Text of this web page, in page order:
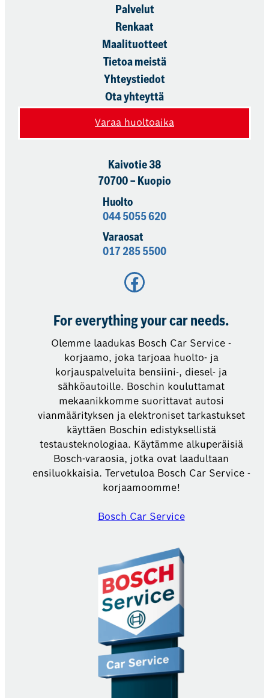
Palvelut
Renkaat
Maalituotteet
Tietoa meistä
Yhteystiedot
Ota yhteyttä
Varaa huoltoaika
Kaivotie 38
70700 – Kuopio
Huolto
044 5055 620
Varaosat
017 285 5500
Facebook
For everything your car needs.
Olemme laadukas Bosch Car Service -
korjaamo, joka tarjoaa huolto- ja
korjauspalveluita bensiini-, diesel- ja
sähköautoille. Boschin kouluttamat
mekaanikkomme suorittavat autosi
vianmäärityksen ja elektroniset tarkastukset
käyttäen Boschin edistyksellistä
testausteknologiaa. Käytämme alkuperäisiä
Bosch-varaosia, jotka ovat laadultaan
ensiluokkaisia. Tervetuloa Bosch Car Service -
korjaamoomme!
Bosch Car Service